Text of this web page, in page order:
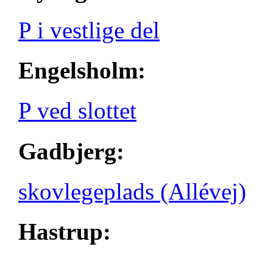
P i vestlige del
Engelsholm:
P ved slottet
Gadbjerg:
skovlegeplads (Allévej)
Hastrup: